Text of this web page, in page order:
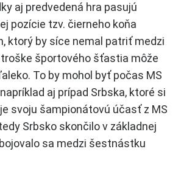
aj predvedená hra pasujú
pozície tzv. čierneho koňa
ktorý by síce nemal patriť medzi
športového šťastia môže
To by mohol byť počas MS
aj prípad Srbska, ktoré si
svoju šampionátovú účasť z MS
Srbsko skončilo v základnej
sa medzi šestnástku